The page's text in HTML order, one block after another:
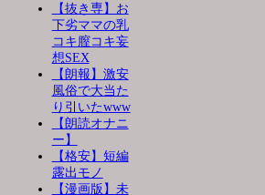
【抜き専】お
下劣ママの乳
コキ膣コキ妄
想SEX
【朗報】激安
風俗で大当た
り引いたwww
【朗読オナニ
ー】
【格安】短編
露出モノ
【漫画版】未